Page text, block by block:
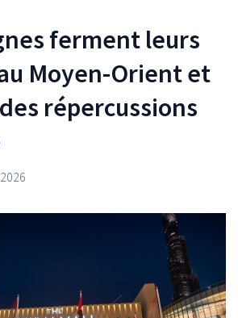
ferment leurs
Moyen-Orient et
répercussions